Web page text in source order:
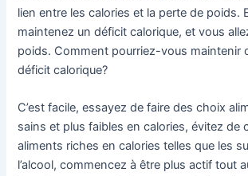
lien entre les calories et la perte de poids.
maintenez un déficit calorique, et vous
poids. Comment pourriez-vous maintenir
déficit calorique?
C’est facile, essayez de faire des choix
sains et plus faibles en calories, évitez de
aliments riches en calories telles que les
l’alcool, commencez à être plus actif tout